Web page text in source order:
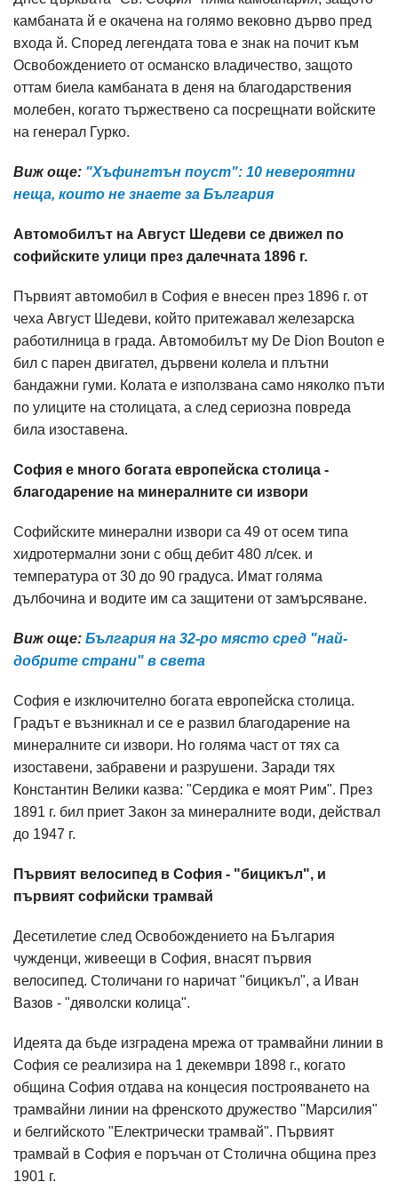
камбаната й е окачена на голямо вековно дърво пред
входа й. Според легендата това е знак на почит към
Освобождението от османско владичество, защото
оттам биела камбаната в деня на благодарствения
молебен, когато тържествено са посрещнати войските
на генерал Гурко.
Виж още: "Хъфингтън поуст": 10 невероятни
неща, които не знаете за България
Автомобилът на Август Шедеви се движел по
софийските улици през далечната 1896 г.
Първият автомобил в София е внесен през 1896 г. от
чеха Август Шедеви, който притежавал железарска
работилница в града. Автомобилът му De Dion Bouton е
бил с парен двигател, дървени колела и плътни
бандажни гуми. Колата е използвана само няколко пъти
по улиците на столицата, а след сериозна повреда
била изоставена.
София е много богата европейска столица -
благодарение на минералните си извори
Софийските минерални извори са 49 от осем типа
хидротермални зони с общ дебит 480 л/сек. и
температура от 30 до 90 градуса. Имат голяма
дълбочина и водите им са защитени от замърсяване.
Виж още: България на 32-ро място сред "най-
добрите страни" в света
София е изключително богата европейска столица.
Градът е възникнал и се е развил благодарение на
минералните си извори. Но голяма част от тях са
изоставени, забравени и разрушени. Заради тях
Константин Велики казва: "Сердика е моят Рим". През
1891 г. бил приет Закон за минералните води, действал
до 1947 г.
Първият велосипед в София - "бицикъл", и
първият софийски трамвай
Десетилетие след Освобождението на България
чужденци, живеещи в София, внасят първия
велосипед. Столичани го наричат "бицикъл", а Иван
Вазов - "дяволски колица".
Идеята да бъде изградена мрежа от трамвайни линии в
София се реализира на 1 декември 1898 г., когато
община София отдава на концесия построяването на
трамвайни линии на френското дружество "Марсилия"
и белгийското "Електрически трамвай". Първият
трамвай в София е поръчан от Столична община през
1901 г.